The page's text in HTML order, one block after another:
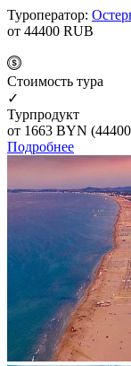
Туроператор:
от 44400 RUB
Cтоимость тура
✓
Турпродукт
от 1663 BYN
Подробнее